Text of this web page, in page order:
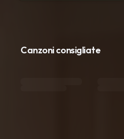
Canzoni consigliate